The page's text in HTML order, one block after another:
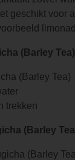
geschikt voor
(Barley Tea)
(Barley Tea)
trekken
(Barley
(Barley